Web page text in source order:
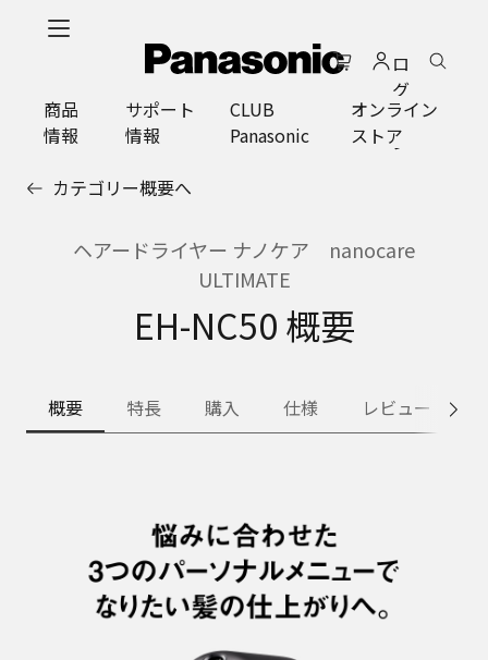
ロ
グ
イ
ン
商品
情報
サポート
情報
CLUB
Panasonic
オンライン
ストア
カテゴリー概要へ
ヘアードライヤー ナノケア nanocare
ULTIMATE
EH-NC50 概要
概要 特長 購入 仕様 レビュー